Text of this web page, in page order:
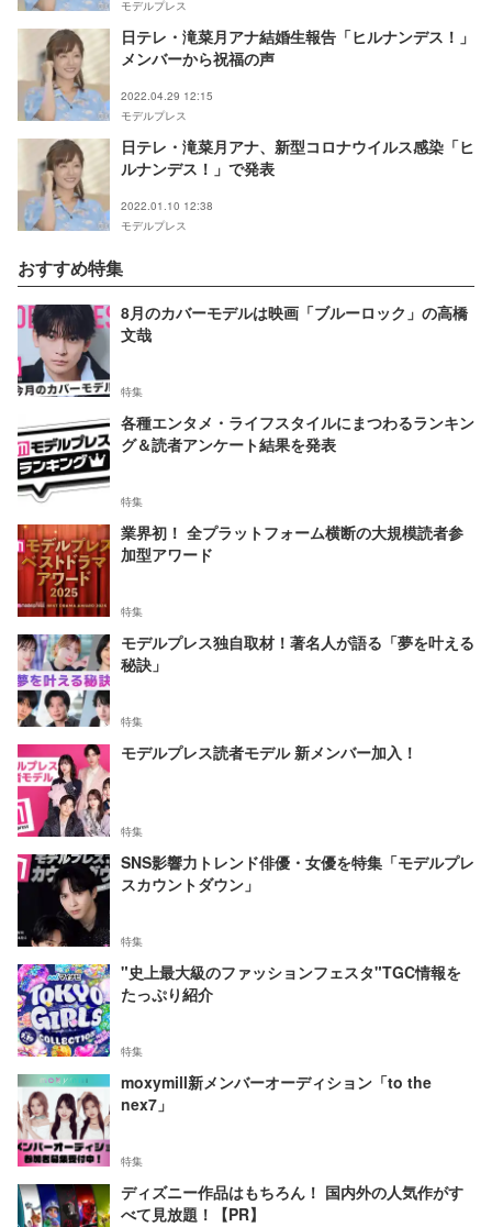
モデルプレス
日テレ・滝菜月アナ結婚生報告「ヒルナンデス！」
メンバーから祝福の声
2022.04.29 12:15
モデルプレス
日テレ・滝菜月アナ、新型コロナウイルス感染「ヒ
ルナンデス！」で発表
2022.01.10 12:38
モデルプレス
おすすめ特集
8月のカバーモデルは映画「ブルーロック」の高橋
文哉
特集
各種エンタメ・ライフスタイルにまつわるランキン
グ＆読者アンケート結果を発表
特集
業界初！ 全プラットフォーム横断の大規模読者参
加型アワード
特集
モデルプレス独自取材！著名人が語る「夢を叶える
秘訣」
特集
モデルプレス読者モデル 新メンバー加入！
特集
SNS影響力トレンド俳優・女優を特集「モデルプレ
スカウントダウン」
特集
"史上最大級のファッションフェスタ"TGC情報を
たっぷり紹介
特集
moxymill新メンバーオーディション「to the
nex7」
特集
ディズニー作品はもちろん！ 国内外の人気作がす
べて見放題！【PR】